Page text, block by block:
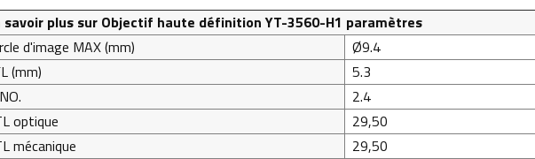
savoir plus sur Objectif haute définition YT-3560-H1 paramètres
d'image MAX (mm)
Ø9.4
(mm)
5.3
2.4
optique
29,50
mécanique
29,50